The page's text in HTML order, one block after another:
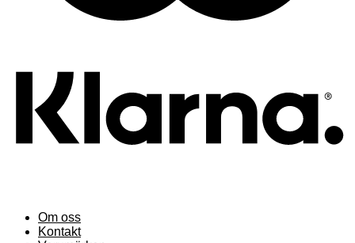
Om oss
Kontakt